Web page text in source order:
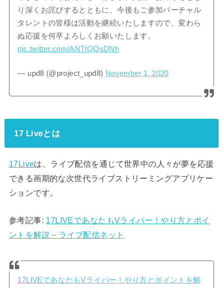
り深くお詫びするとともに、今後もご参加バーチャル
タレントの皆様は活動を継続いたしますので、変わら
ぬ応援を何卒よろしくお願いたします。
pic.twitter.com/ANTtQQsDNh
— upd8 (@project_upd8) November 1, 2020
17 Liveとは
17Liveは、ライブ配信を通じて世界中の人々が夢を応援
できる画期的な次世代ライブストリーミングアプリケー
ションです。
参考記事: 17LIVEであなたもVライバー！やり方とポイ
ントを解説 – ライブ配信ネット
17LIVEであなたもVライバー！やり方とポイントを解